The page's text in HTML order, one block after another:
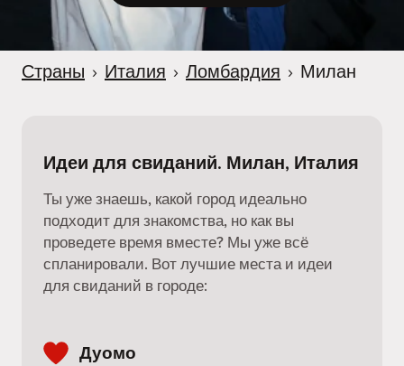
Страны › Италия › Ломбардия › Милан
Идеи для свиданий. Милан, Италия
Ты уже знаешь, какой город идеально
подходит для знакомства, но как вы
проведете время вместе? Мы уже всё
спланировали. Вот лучшие места и идеи
для свиданий в городе:
Дуомо